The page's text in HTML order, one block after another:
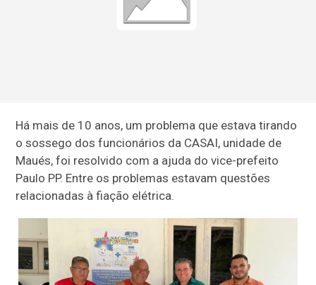
Há mais de 10 anos, um problema que estava tirando
o sossego dos funcionários da CASAI, unidade de
Maués, foi resolvido com a ajuda do vice-prefeito
Paulo PP. Entre os problemas estavam questões
relacionadas à fiação elétrica.